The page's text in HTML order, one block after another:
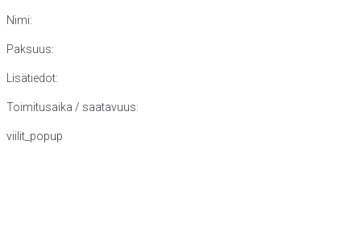
Nimi:
Paksuus:
Lisätiedot:
Toimitusaika / saatavuus:
viilit_popup